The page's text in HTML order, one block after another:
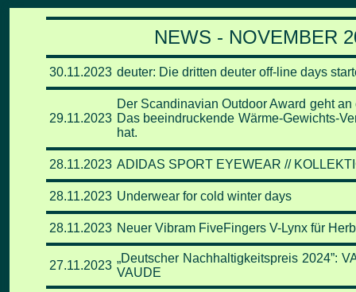
NEWS - NOVEMBER
30.11.2023 deuter: Die dritten deuter off-line days
29.11.2023
Der Scandinavian Outdoor Award geht
Das beeindruckende Wärme-Gewichts-
hat.
28.11.2023 ADIDAS SPORT EYEWEAR //
28.11.2023 Underwear for cold winter days
28.11.2023 Neuer Vibram FiveFingers V-Lynx für
27.11.2023
„Deutscher Nachhaltigkeitspreis 2024”:
VAUDE